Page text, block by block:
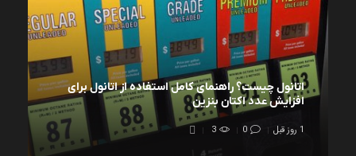
اتانول چیست؟ راهنمای کامل استفاده از اتانول برای
افزایش عدد اکتان بنزین
1 روز قبل 0
3